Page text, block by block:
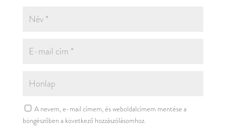
A nevem, e-mail címem, és weboldalcímem mentése a
böngészőben a következő hozzászólásomhoz.